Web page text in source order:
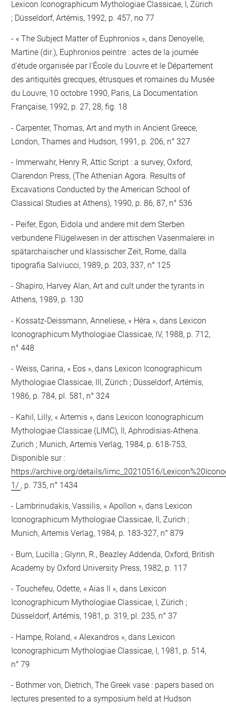
Lexicon Iconographicum Mythologiae Classicae, I, Zürich
; Düsseldorf, Artémis, 1992, p. 457, no 77
« The Subject Matter of Euphronios », dans Denoyelle,
Martine (dir.), Euphronios peintre : actes de la journée
d'étude organisée par l'École du Louvre et le Département
des antiquités grecques, étrusques et romaines du Musée
du Louvre, 10 octobre 1990, Paris, La Documentation
Française, 1992, p. 27, 28, fig. 18
Carpenter, Thomas, Art and myth in Ancient Greece,
London, Thames and Hudson, 1991, p. 206, n° 327
Immerwahr, Henry R, Attic Script : a survey, Oxford,
Clarendon Press, (The Athenian Agora. Results of
Excavations Conducted by the American School of
Classical Studies at Athens), 1990, p. 86, 87, n° 536
Peifer, Egon, Eidola und andere mit dem Sterben
verbundene Flügelwesen in der attischen Vasenmalerei in
spätarchaischer und klassischer Zeit, Rome, dalla
tipografia Salviucci, 1989, p. 203, 337, n° 125
Shapiro, Harvey Alan, Art and cult under the tyrants in
Athens, 1989, p. 130
Kossatz-Deissmann, Anneliese, « Héra », dans Lexicon
Iconographicum Mythologiae Classicae, IV, 1988, p. 712,
n° 448
Weiss, Carina, « Eos », dans Lexicon Iconographicum
Mythologiae Classicae, III, Zürich ; Düsseldorf, Artémis,
1986, p. 784, pl. 581, n° 324
Kahil, Lilly, « Artemis », dans Lexicon Iconographicum
Mythologiae Classicae (LIMC), II, Aphrodisias-Athena.
Zurich ; Munich, Artemis Verlag, 1984, p. 618-753,
Disponible sur :
https://archive.org/details/limc_20210516/
1/ , p. 735, n° 1434
Lambrinudakis, Vassilis, « Apollon », dans Lexicon
Iconographicum Mythologiae Classicae, II, Zurich ;
Munich, Artemis Verlag, 1984, p. 183-327, n° 879
Burn, Lucilla ; Glynn, R., Beazley Addenda, Oxford, British
Academy by Oxford University Press, 1982, p. 117
Touchefeu, Odette, « Aias II », dans Lexicon
Iconographicum Mythologiae Classicae, I, Zürich ;
Düsseldorf, Artémis, 1981, p. 319, pl. 235, n° 37
Hampe, Roland, « Alexandros », dans Lexicon
Iconographicum Mythologiae Classicae, I, 1981, p. 514,
n° 79
Bothmer von, Dietrich, The Greek vase : papers based on
lectures presented to a symposium held at Hudson